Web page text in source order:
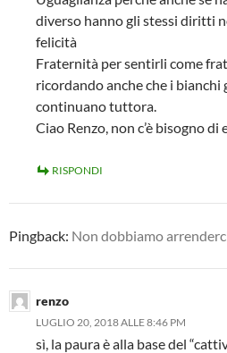
diverso hanno gli stessi diritti
felicità
Fraternità per sentirli come
ricordando anche che i
continuano tuttora.
Ciao Renzo, non c’è bisogno di
RISPONDI
Pingback: Non dobbiamo
renzo
LUGLIO 20, 2018 ALLE 8:46 PM
sì, la paura è alla base del